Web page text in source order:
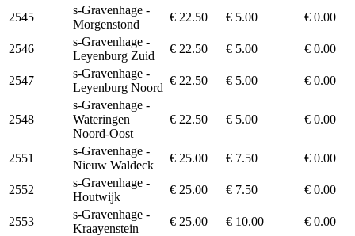
2545
s-Gravenhage -
Morgenstond
€ 22.50 € 5.00 € 0.00
2546
s-Gravenhage -
Leyenburg Zuid
€ 22.50 € 5.00 € 0.00
2547
s-Gravenhage -
Leyenburg Noord
€ 22.50 € 5.00 € 0.00
2548
s-Gravenhage -
Wateringen
Noord-Oost
€ 22.50 € 5.00 € 0.00
2551
s-Gravenhage -
Nieuw Waldeck
€ 25.00 € 7.50 € 0.00
2552
s-Gravenhage -
Houtwijk
€ 25.00 € 7.50 € 0.00
2553
s-Gravenhage -
Kraayenstein
€ 25.00 € 10.00 € 0.00